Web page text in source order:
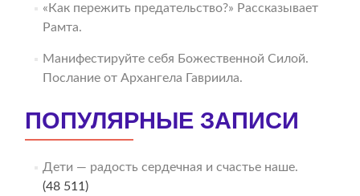
«Как пережить предательство?» Рассказывает
Рамта.
Манифестируйте себя Божественной Силой.
Послание от Архангела Гавриила.
ПОПУЛЯРНЫЕ ЗАПИСИ
Дети — радость сердечная и счастье наше.
(48 511)